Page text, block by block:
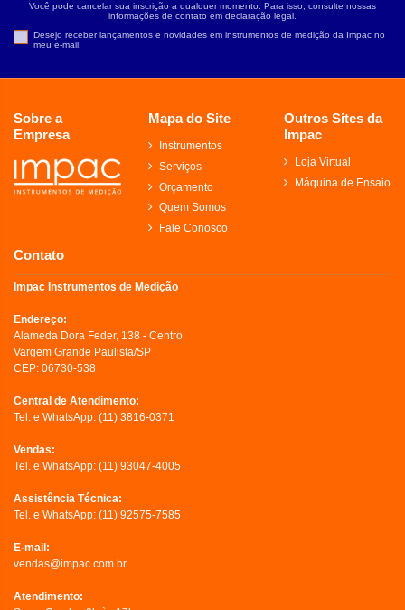
Você pode cancelar sua inscrição a qualquer momento. Para isso, consulte nossas
informações de contato em declaração legal.
Desejo receber lançamentos e novidades em instrumentos de medição da Impac no
meu e-mail.
Sobre a
Empresa
Mapa do Site
Instrumentos
Serviços
Orçamento
Quem Somos
Fale Conosco
Outros Sites da
Impac
Loja Virtual
Máquina de Ensaio
Contato
Impac Instrumentos de Medição
Endereço:
Alameda Dora Feder, 138 - Centro
Vargem Grande Paulista/SP
CEP: 06730-538
Central de Atendimento:
Tel. e WhatsApp: (11) 3816-0371
Vendas:
Tel. e WhatsApp: (11) 93047-4005
Assistência Técnica:
Tel. e WhatsApp: (11) 92575-7585
E-mail:
vendas@impac.com.br
Atendimento: